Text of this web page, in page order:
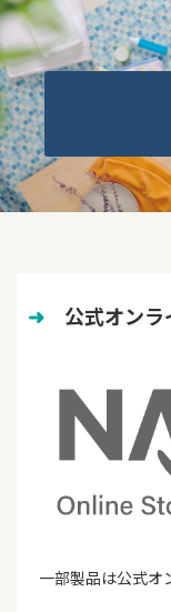
➜ 公式オンラ
一部製品は公式オ